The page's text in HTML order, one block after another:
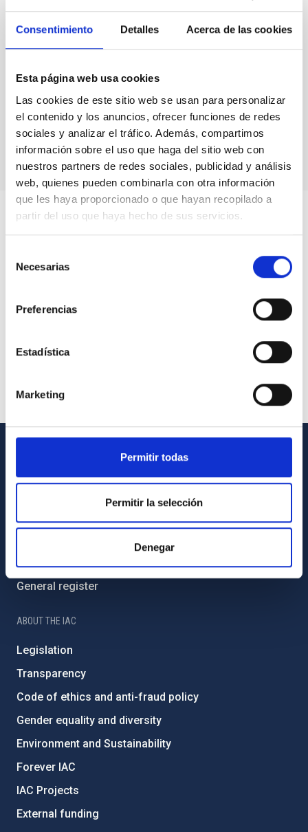
Consentimiento Detalles Acerca de las cookies
Esta página web usa cookies
Las cookies de este sitio web se usan para personalizar
el contenido y los anuncios, ofrecer funciones de redes
sociales y analizar el tráfico. Además, compartimos
información sobre el uso que haga del sitio web con
nuestros partners de redes sociales, publicidad y análisis
web, quienes pueden combinarla con otra información
que les haya proporcionado o que hayan recopilado a
partir del uso que haya hecho de sus servicios.
Necesarias
Preferencias
Estadística
Marketing
Permitir todas
Permitir la selección
Denegar
August 2026(2)
July 2026
(7)
June 2026(2)
April 2026(1)
February 2026(3)
December 2025(2)
November 2025(1)
October 2025(3)
August 2025
(1)
Library
General register
ABOUT THE IAC
Legislation
Transparency
Code of ethics and anti-fraud policy
Gender equality and diversity
Environment and Sustainability
Forever IAC
IAC Projects
External funding